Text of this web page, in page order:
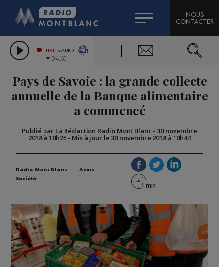
LES CHRONIQUES DE L'EXPERT
CITIZEN MACHINERY
GRAND MASSIF DOMAINES SKIABLES
BIGARD
COMPAGNIE DU MONT-BLANC
NOUS
CONTACTER
LIVE RADIO
94.60
Pays de Savoie : la grande collecte
annuelle de la Banque alimentaire
a commencé
Publié par La Rédaction Radio Mont Blanc - 30 novembre
2018 à 10h25 - Mis à jour le 30 novembre 2018 à 10h44
Radio Mont Blanc
Actus
Société